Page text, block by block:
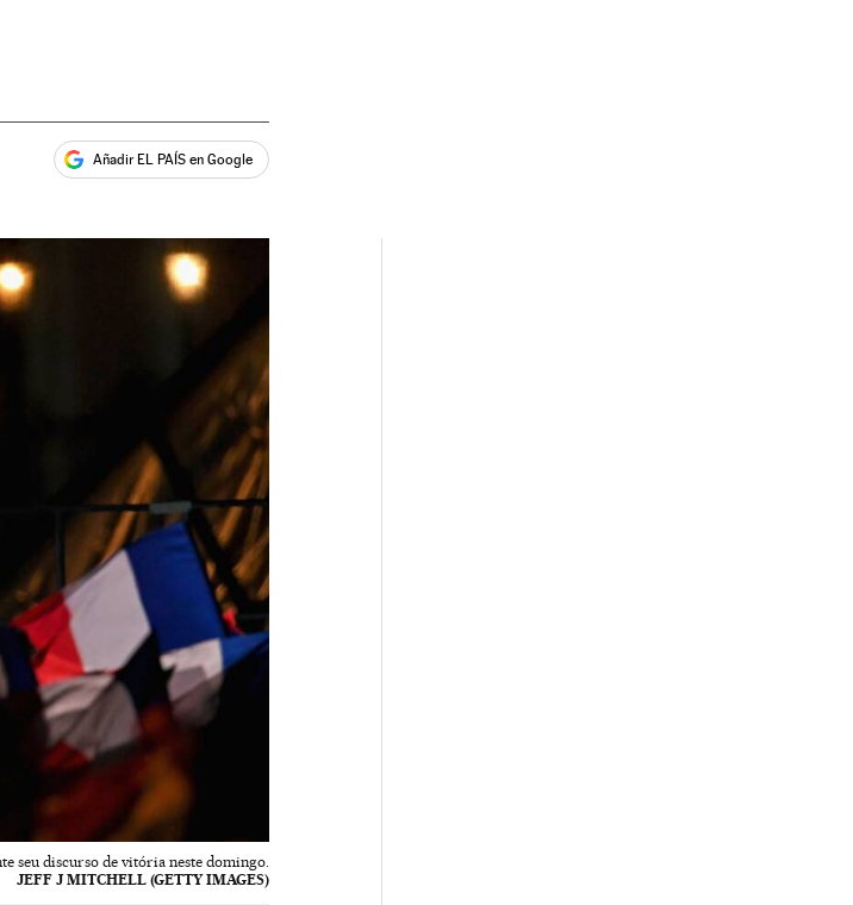
Añadir EL PAÍS en Google
seu discurso de vitória neste domingo.
JEFF J MITCHELL (GETTY IMAGES)